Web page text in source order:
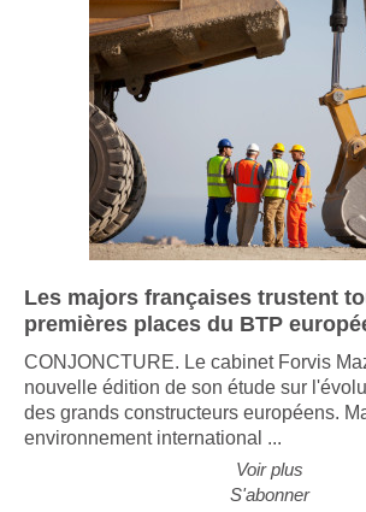
Les majors françaises trustent
premières places du BTP
CONJONCTURE. Le cabinet Forvis
nouvelle édition de son étude sur
des grands constructeurs européens.
Voir plus